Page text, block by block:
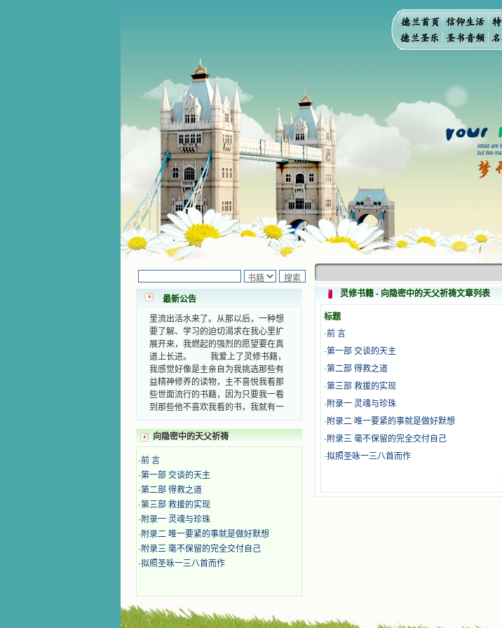
最新公告
小德兰爱心书屋最新公告 有一天，我
梦中，我看到一本打开的用石头做的
书，我用舌头去舔它，觉得有一种甜
味，我就更用力去舔，最后从这本书
里流出活水来了。从那以后，一种想
要了解、学习的迫切渴求在我心里扩
展开来，我燃起的强烈的愿望要在真
道上长进。 我爱上了灵修书籍，
我感觉好像是主亲自为我挑选那些有
益精神修养的读物，主不喜悦我看那
些世面流行的书籍，因为只要我一看
到那些他不喜欢我看的书，我就有一
地防护着我，从那以后我从未读过一
本不良的书籍。 善良的书使人向
善，这些圣人的作品，渐渐地印在了
我的脑子里。读这些圣书时，我思潮
汹涌起伏，欣喜不能自已。书中谈到
这些圣人们如何在与主的交往中得到
灵命的更新，德行的馨香如何上达天
庭。啊，在这世上曾住过那么多热心
的圣人，为了传播福音，他们告别亲
人，舍下了他们手中的一切，轻快地
踏上了异国他乡，到没有人知道真神
的世界里去。啊，若不是主的引领，
选取了最美的色彩；当他们的一生在
我面前展开时，我是多么的惊奇、兴
向隐密中的天父祈祷
·前 言
·第一部 交谈的天主
·第二部 得救之道
·第三部 救援的实现
· 附录一 灵魂与珍珠
· 附录二 唯一要紧的事就是做好默想
· 附录三 毫不保留的完全交付自己
·拟照圣咏一三八首而作
灵修书籍 - 向隐密中的天父祈祷文章列表
标题
·前 言
·第一部 交谈的天主
·第二部 得救之道
·第三部 救援的实现
· 附录一 灵魂与珍珠
· 附录二 唯一要紧的事就是做好默想
· 附录三 毫不保留的完全交付自己
·拟照圣咏一三八首而作